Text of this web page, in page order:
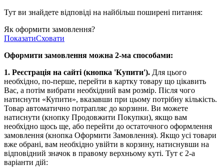
Тут ви знайдете відповіді на найбільш поширені питання:
Як оформити замовлення?
ПоказатиСховати
Оформити замовлення можна 2-ма способами:
1. Реєстрація на сайті (кнопка 'Купити'). Для цього
необхідно, по-перше, перейти в картку товару що цікавить
Вас, а потім вибрати необхідний вам розмір. Після чого
натиснути «Купити», вказавши при цьому потрібну кількість.
Товар автоматично потрапляє до корзини. Ви можете
натиснути (кнопку Продовжити Покупки), якщо вам
необхідно щось ще, або перейти до остаточного оформлення
замовлення (кнопка Оформити Замовлення). Якщо усі товари
вже обрані, вам необхідно увійти в корзину, натиснувши на
відповідний значок в правому верхньому куті. Тут є 2-а
варіанти дій: